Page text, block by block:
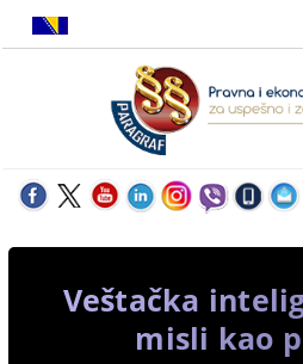
Veštačka
misli kao